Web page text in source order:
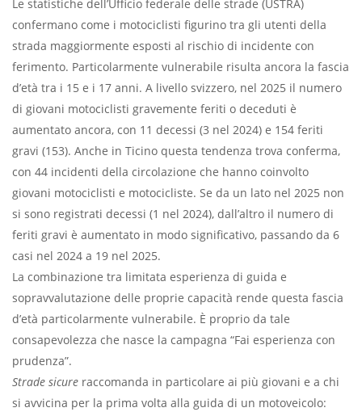
Le statistiche dell’Ufficio federale delle strade (USTRA)
confermano come i motociclisti figurino tra gli utenti della
strada maggiormente esposti al rischio di incidente con
ferimento. Particolarmente vulnerabile risulta ancora la fascia
d’età tra i 15 e i 17 anni. A livello svizzero, nel 2025 il numero
di giovani motociclisti gravemente feriti o deceduti è
aumentato ancora, con 11 decessi (3 nel 2024) e 154 feriti
gravi (153). Anche in Ticino questa tendenza trova conferma,
con 44 incidenti della circolazione che hanno coinvolto
giovani motociclisti e motocicliste. Se da un lato nel 2025 non
si sono registrati decessi (1 nel 2024), dall’altro il numero di
feriti gravi è aumentato in modo significativo, passando da 6
casi nel 2024 a 19 nel 2025.
La combinazione tra limitata esperienza di guida e
sopravvalutazione delle proprie capacità rende questa fascia
d’età particolarmente vulnerabile. È proprio da tale
consapevolezza che nasce la campagna “Fai esperienza con
prudenza”.
Strade sicure raccomanda in particolare ai più giovani e a chi
si avvicina per la prima volta alla guida di un motoveicolo: